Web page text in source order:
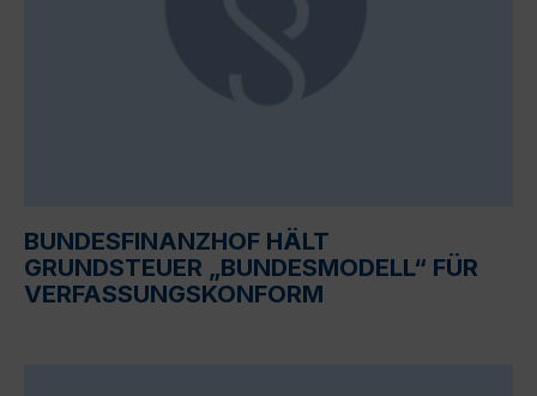
BUNDESFINANZHOF HÄLT
GRUNDSTEUER „BUNDESMODELL“ FÜR
VERFASSUNGSKONFORM